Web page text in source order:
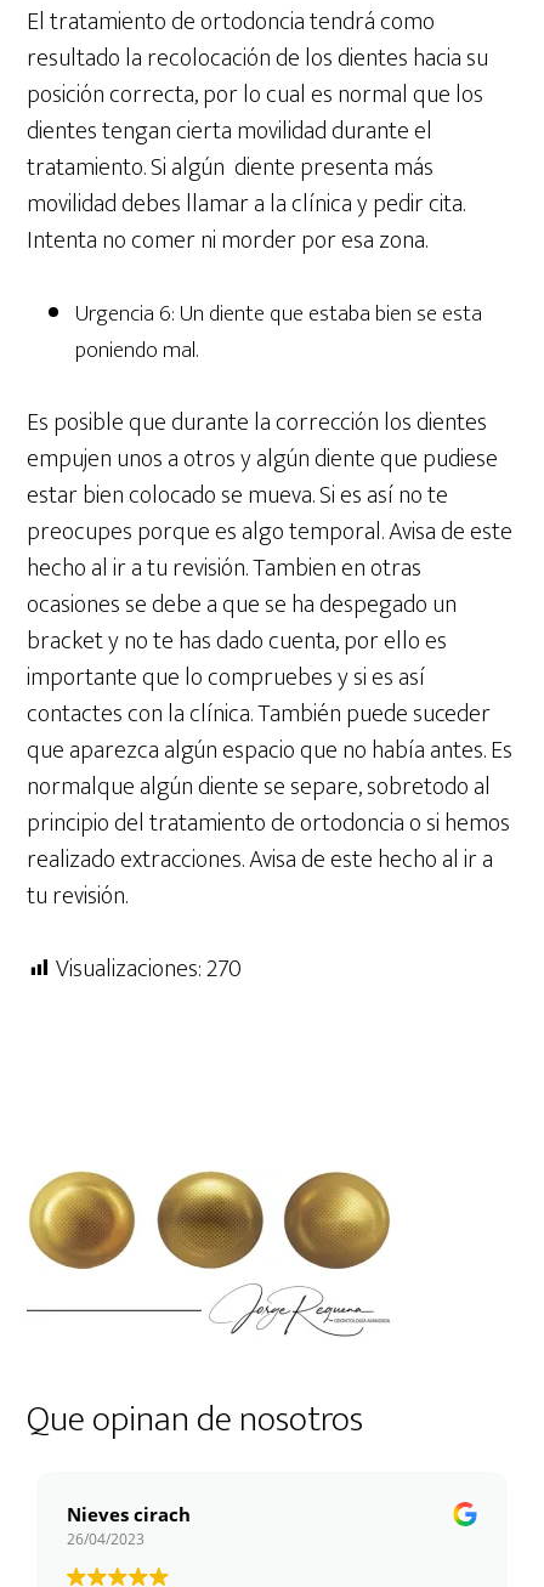
El tratamiento de ortodoncia tendrá como
resultado la recolocación de los dientes hacia su
posición correcta, por lo cual es normal que los
dientes tengan cierta movilidad durante el
tratamiento. Si algún diente presenta más
movilidad debes llamar a la clínica y pedir cita.
Intenta no comer ni morder por esa zona.
Urgencia 6: Un diente que estaba bien se esta
poniendo mal.
Es posible que durante la corrección los dientes
empujen unos a otros y algún diente que pudiese
estar bien colocado se mueva. Si es así no te
preocupes porque es algo temporal. Avisa de este
hecho al ir a tu revisión. Tambien en otras
ocasiones se debe a que se ha despegado un
bracket y no te has dado cuenta, por ello es
importante que lo compruebes y si es así
contactes con la clínica. También puede suceder
que aparezca algún espacio que no había antes. Es
normalque algún diente se separe, sobretodo al
principio del tratamiento de ortodoncia o si hemos
realizado extracciones. Avisa de este hecho al ir a
tu revisión.
Visualizaciones:270
Que opinan de nosotros
Nieves cirach
26/04/2023